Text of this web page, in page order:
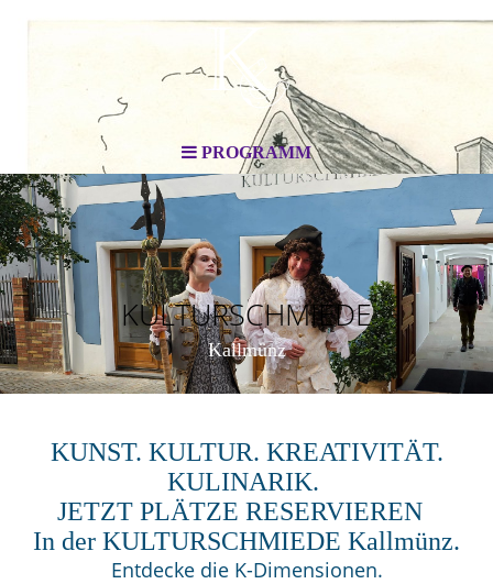
PROGRAMM
KULTURSCHMIEDE
Kallmünz
KUNST. KULTUR. KREATIVITÄT.
KULINARIK.
JETZT PLÄTZE RESERVIEREN
In der KULTURSCHMIEDE Kallmünz.
Entdecke die K-Dimensionen.